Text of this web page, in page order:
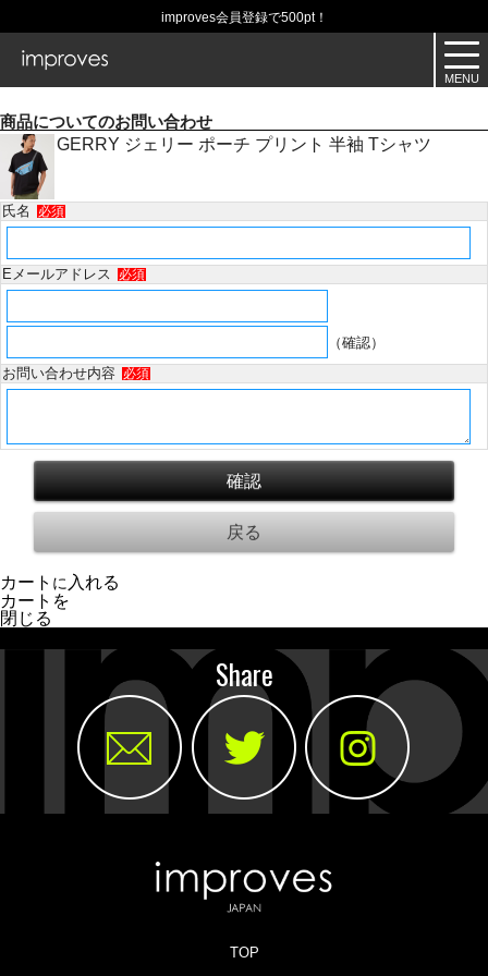
improves会員登録で500pt！
商品についてのお問い合わせ
GERRY ジェリー ポーチ プリント 半袖 Tシャツ
氏名 必須
Eメールアドレス 必須
（確認）
お問い合わせ内容
必須
カート に入れる
カートを
閉じる
Share
TOP